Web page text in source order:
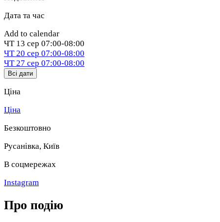
Дата та час
Add to calendar
ЧТ 13 сер 07:00-08:00
ЧТ 20 сер 07:00-08:00
ЧТ 27 сер 07:00-08:00
Всі дати
Ціна
Ціна
Безкоштовно
Русанівка, Київ
В соцмережах
Instagram
Про подію